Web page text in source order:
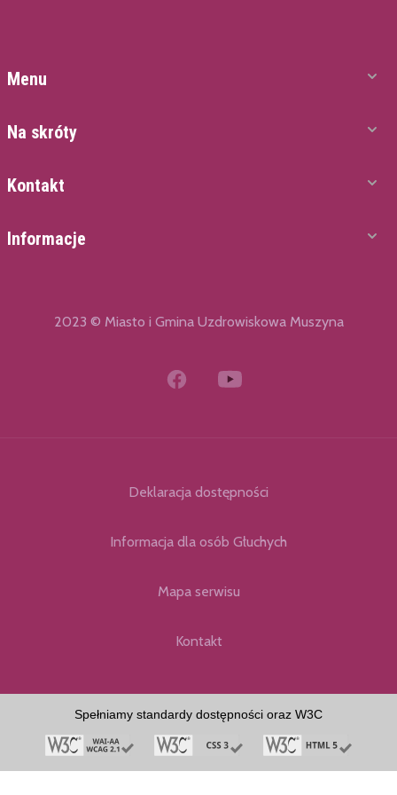
Menu
Na skróty
Kontakt
Informacje
2023 © Miasto i Gmina Uzdrowiskowa Muszyna
Deklaracja dostępności
Informacja dla osób Głuchych
Mapa serwisu
Kontakt
Spełniamy standardy dostępności oraz W3C